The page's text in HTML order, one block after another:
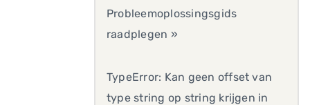
Probleemoplossingsgids
raadplegen »
TypeError: Kan geen offset van
type string op string krijgen in